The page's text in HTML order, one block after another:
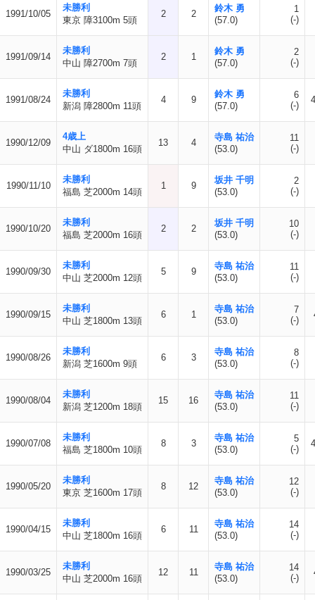
1991/10/05
未勝利
東京 障3100m 5頭
2 2
鈴木 勇
(57.0)
1
(-)
1991/09/14
未勝利
中山 障2700m 7頭
2 1
鈴木 勇
(57.0)
2
(-)
1991/08/24
未勝利
新潟 障2800m 11頭
4 9
鈴木 勇
(57.0)
6
(-)
1990/12/09
4歳上
中山 ダ1800m 16頭
13 4
寺島 祐治
(53.0)
11
(-)
1990/11/10
未勝利
福島 芝2000m 14頭
1 9
坂井 千明
(53.0)
2
(-)
1990/10/20
未勝利
福島 芝2000m 16頭
2 2
坂井 千明
(53.0)
10
(-)
1990/09/30
未勝利
中山 芝2000m 12頭
5 9
寺島 祐治
(53.0)
11
(-)
1990/09/15
未勝利
中山 芝1800m 13頭
6 1
寺島 祐治
(53.0)
7
(-)
1990/08/26
未勝利
新潟 芝1600m 9頭
6 3
寺島 祐治
(53.0)
8
(-)
1990/08/04
未勝利
新潟 芝1200m 18頭
15 16
寺島 祐治
(53.0)
11
(-)
1990/07/08
未勝利
福島 芝1800m 10頭
8 3
寺島 祐治
(53.0)
5
(-)
1990/05/20
未勝利
東京 芝1600m 17頭
8 12
寺島 祐治
(53.0)
12
(-)
1990/04/15
未勝利
中山 芝1800m 16頭
6 11
寺島 祐治
(53.0)
14
(-)
1990/03/25
未勝利
中山 芝2000m 16頭
12 11
寺島 祐治
(53.0)
14
(-)